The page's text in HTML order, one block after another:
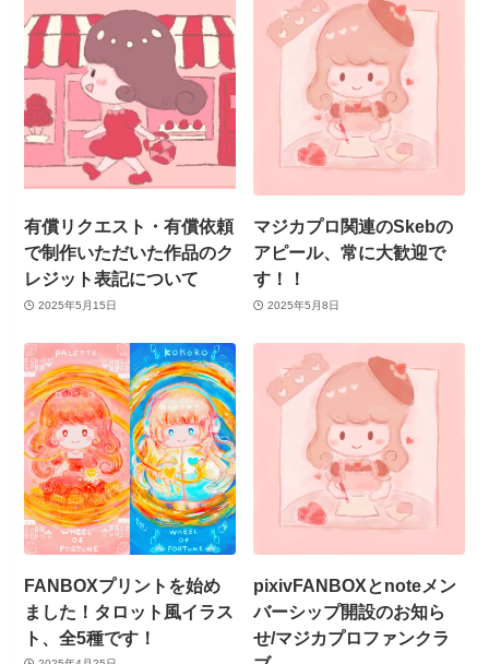
有償リクエスト・有償依頼
で制作いただいた作品のク
レジット表記について
2025年5月15日
マジカプロ関連のSkebの
アピール、常に大歓迎で
す！！
2025年5月8日
FANBOXプリントを始め
ました！タロット風イラス
ト、全5種です！
pixivFANBOXとnoteメン
バーシップ開設のお知ら
せ/マジカプロファンクラ